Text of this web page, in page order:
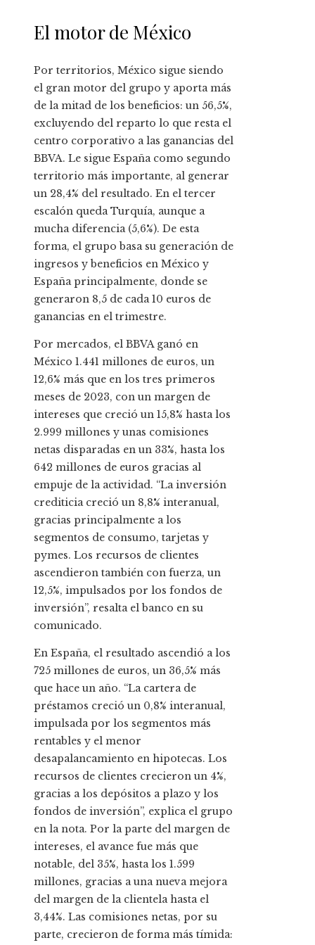
El motor de México
Por territorios, México sigue siendo
el gran motor del grupo y aporta más
de la mitad de los beneficios: un 56,5%,
excluyendo del reparto lo que resta el
centro corporativo a las ganancias del
BBVA. Le sigue España como segundo
territorio más importante, al generar
un 28,4% del resultado. En el tercer
escalón queda Turquía, aunque a
mucha diferencia (5,6%). De esta
forma, el grupo basa su generación de
ingresos y beneficios en México y
España principalmente, donde se
generaron 8,5 de cada 10 euros de
ganancias en el trimestre.
Por mercados, el BBVA ganó en
México 1.441 millones de euros, un
12,6% más que en los tres primeros
meses de 2023, con un margen de
intereses que creció un 15,8% hasta los
2.999 millones y unas comisiones
netas disparadas en un 33%, hasta los
642 millones de euros gracias al
empuje de la actividad. “La inversión
crediticia creció un 8,8% interanual,
gracias principalmente a los
segmentos de consumo, tarjetas y
pymes. Los recursos de clientes
ascendieron también con fuerza, un
12,5%, impulsados por los fondos de
inversión”, resalta el banco en su
comunicado.
En España, el resultado ascendió a los
725 millones de euros, un 36,5% más
que hace un año. “La cartera de
préstamos creció un 0,8% interanual,
impulsada por los segmentos más
rentables y el menor
desapalancamiento en hipotecas. Los
recursos de clientes crecieron un 4%,
gracias a los depósitos a plazo y los
fondos de inversión”, explica el grupo
en la nota. Por la parte del margen de
intereses, el avance fue más que
notable, del 35%, hasta los 1.599
millones, gracias a una nueva mejora
del margen de la clientela hasta el
3,44%. Las comisiones netas, por su
parte, crecieron de forma más tímida: